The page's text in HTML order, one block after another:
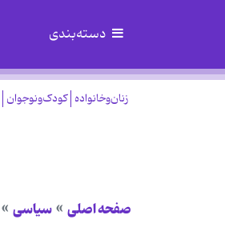
دسته‌بندی
زنان‌وخانواده کودک‌ونوجوان
صفحه اصلی سیاسی